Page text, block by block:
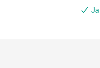
Ja